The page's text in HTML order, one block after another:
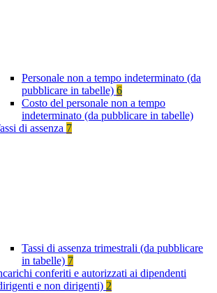
Personale non a tempo indeterminato (da
pubblicare in tabelle) 6
Costo del personale non a tempo
indeterminato (da pubblicare in tabelle)
di assenza 7
Tassi di assenza trimestrali (da pubblicare
in tabelle) 7
conferiti e autorizzati ai dipendenti
e non dirigenti) 2